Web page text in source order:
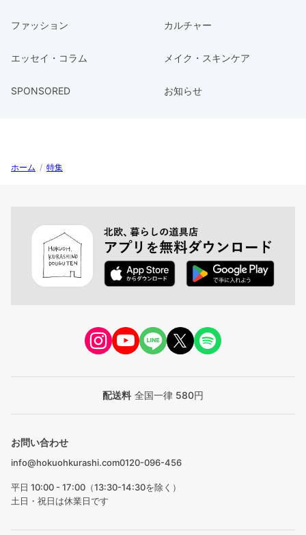
ファッション カルチャー
エッセイ・コラム メイク・スキンケア
SPONSORED お知らせ
ホーム / 特集
配送料 全国一律 580円
お問い合わせ
info@hokuohkurashi.com0120-096-456
平日 10:00 - 17:00（13:30-14:30を除く）
土日・祝日は休業日です